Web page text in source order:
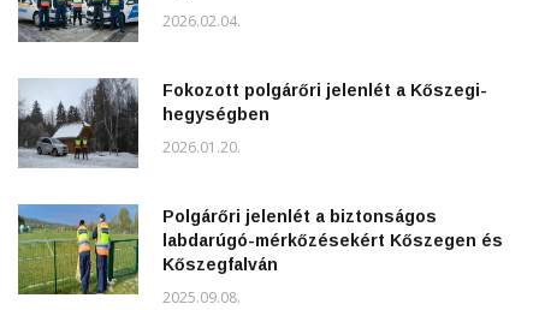
2026.02.04.
Fokozott polgárőri jelenlét a Kőszegi-
hegységben
2026.01.20.
Polgárőri jelenlét a biztonságos
labdarúgó-mérkőzésekért Kőszegen és
Kőszegfalván
2025.09.08.